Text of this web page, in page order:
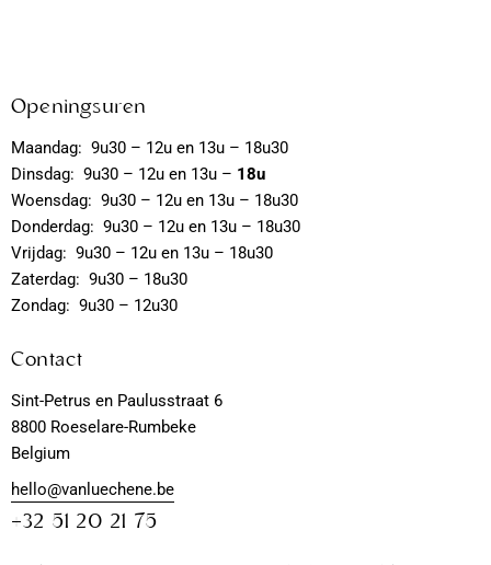
Openingsuren
Maandag: 9u30 – 12u en 13u – 18u30
Dinsdag: 9u30 – 12u en 13u – 18u
Woensdag: 9u30 – 12u en 13u – 18u30
Donderdag: 9u30 – 12u en 13u – 18u30
Vrijdag: 9u30 – 12u en 13u – 18u30
Zaterdag: 9u30 – 18u30
Zondag: 9u30 – 12u30
Contact
Sint-Petrus en Paulusstraat 6
8800 Roeselare-Rumbeke
Belgium
hello@vanluechene.be
+32 51 20 21 75